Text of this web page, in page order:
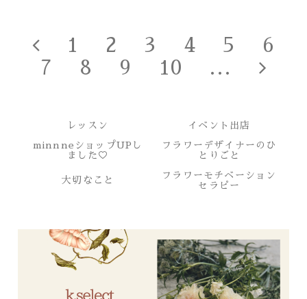
1 2 3 4 5
6
7
8 9 10 ...
レッスン イベント出店
minnneショップUPし
ました♡
フラワーデザイナーのひ
とりごと
大切なこと
フラワーモチベーション
セラピー